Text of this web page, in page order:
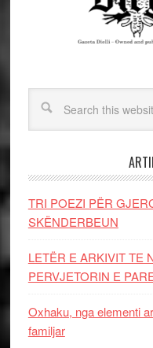
TRI POEZI PËR
SKËNDERBEUN
LETËR E ARKIVIT TE
PERVJETORIN E
Oxhaku, nga elementi
familjar